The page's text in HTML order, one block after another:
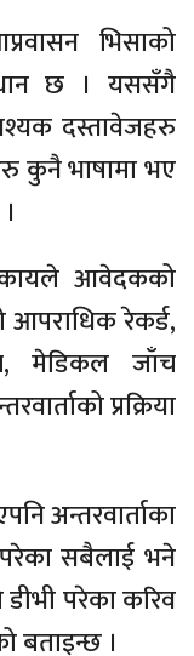
भिसाको
छ । यससँगै
दस्तावेजहरु
कुनै भाषामा भए
आवेदकको
रेकर्ड,
मेडिकल जाँच
प्रक्रिया
अन्तरवार्ताका
सबैलाई भने
परेका करिव
बताइन्छ ।